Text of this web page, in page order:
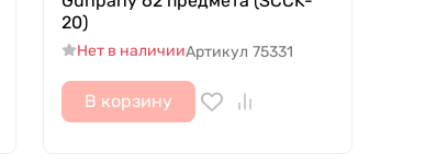
20)
Нет в наличииАртикул 75331
В корзину